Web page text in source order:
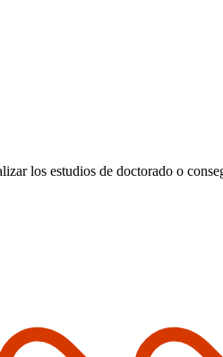
los estudios de doctorado o